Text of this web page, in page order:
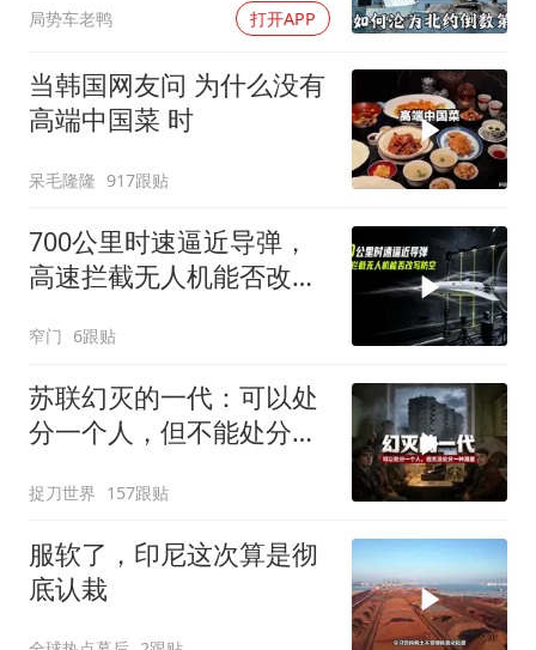
局势车老鸭 打开APP
当韩国网友问 为什么没有
高端中国菜 时
呆毛隆隆 917跟贴
700公里时速逼近导弹，
高速拦截无人机能否改写
窄门 6跟贴
苏联幻灭的一代：可以处
分一个人，但不能处分一
捉刀世界 157跟贴
服软了，印尼这次算是彻
底认栽